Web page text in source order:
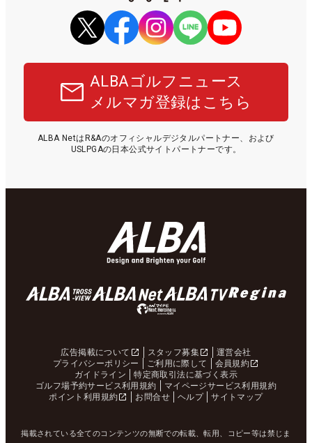
ALBAゴルフニュース
メルマガ登録はこちら
ALBA NetはR&Aのオフィシャルデジタルパートナー、および
USLPGAの日本公式サイトパートナーです。
広告掲載について スタッフ募集
運営会社
プライバシーポリシー
ご利用に際して
会員規約
ガイドライン
特定商取引法に基づく表示
ゴルフ場予約サービス利用規約
マイページサービス利用規約
ポイント利用規約
お問合せ ヘルプ サイトマップ
掲載されている全てのコンテンツの無断での転載、転用、コピー等は禁じま